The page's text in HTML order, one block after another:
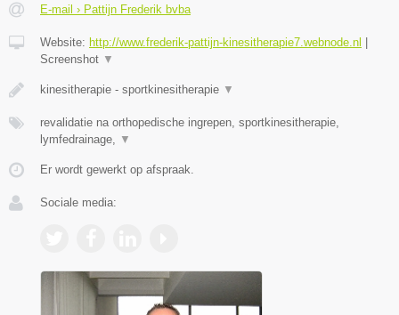
E-mail › Pattijn Frederik bvba
Website: http://www.frederik-pattijn-kinesitherapie7.webnode.nl |
Screenshot ▼
kinesitherapie - sportkinesitherapie ▼
revalidatie na orthopedische ingrepen, sportkinesitherapie,
lymfedrainage,
▼
Er wordt gewerkt op afspraak.
Sociale media: